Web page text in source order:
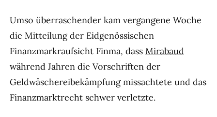
Umso überraschender kam vergangene Woche
die Mitteilung der Eidgenössischen
Finanzmarkraufsicht Finma, dass Mirabaud
während Jahren die Vorschriften der
Geldwäschereibekämpfung missachtete und das
Finanzmarktrecht schwer verletzte.